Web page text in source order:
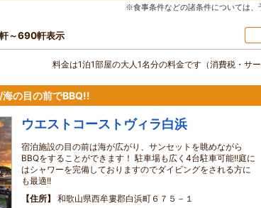
※食事条件などの諸条件については、
～690軒表示
料金は1泊1部屋の大人1名分の料金です（消費税・サー
の目の前でBBQ!!
ウエストコーストヴィラ白浜
宿泊施設の目の前は海が広がり、サンセットを眺めながら
BBQをすることができます！ 駐車場も広く4台駐車可能!!庭に
はシャワーを完備しておりますのでダイビングをされる方に
も最適!!
住所
和歌山県西牟婁郡白浜町６７５－１